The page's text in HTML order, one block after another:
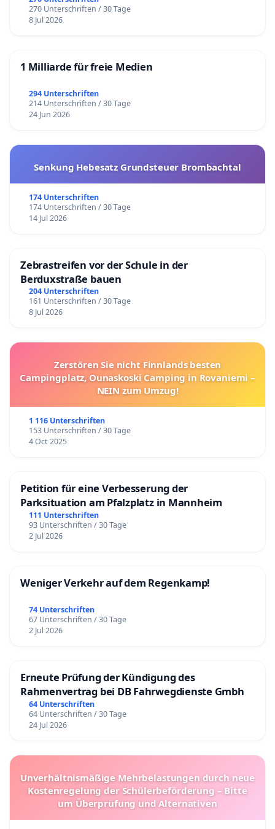
270 Unterschriften / 30 Tage
8 Jul 2026
1 Milliarde für freie Medien
294 Unterschriften
214 Unterschriften / 30 Tage
24 Jun 2026
Senkung Hebesatz Grundsteuer Brombachtal
174 Unterschriften
174 Unterschriften / 30 Tage
14 Jul 2026
Zebrastreifen vor der Schule in der
Berduxstraße bauen
204 Unterschriften
161 Unterschriften / 30 Tage
8 Jul 2026
Zerstören Sie nicht Finnlands besten
Campingplatz, Ounaskoski Camping in Rovaniemi –
NEIN zum Umzug!
1 116 Unterschriften
153 Unterschriften / 30 Tage
4 Oct 2025
Petition für eine Verbesserung der
Parksituation am Pfalzplatz in Mannheim
111 Unterschriften
93 Unterschriften / 30 Tage
2 Jul 2026
Weniger Verkehr auf dem Regenkamp!
74 Unterschriften
67 Unterschriften / 30 Tage
2 Jul 2026
Erneute Prüfung der Kündigung des
Rahmenvertrag bei DB Fahrwegdienste Gmbh
64 Unterschriften
64 Unterschriften / 30 Tage
24 Jul 2026
Unverhältnismäßige Mehrbelastungen durch neue
Kostenregelung der Schülerbeförderung – Bitte
um Überprüfung und Alternativen